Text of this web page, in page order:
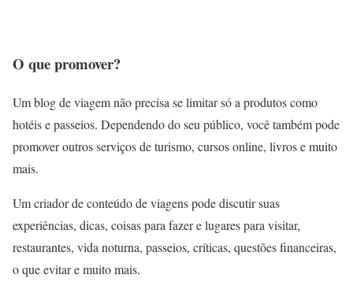
O que promover?
Um blog de viagem não precisa se limitar só a produtos como
hotéis e passeios. Dependendo do seu público, você também pode
promover outros serviços de turismo, cursos online, livros e muito
mais.
Um criador de conteúdo de viagens pode discutir suas
experiências, dicas, coisas para fazer e lugares para visitar,
restaurantes, vida noturna, passeios, críticas, questões financeiras,
o que evitar e muito mais.